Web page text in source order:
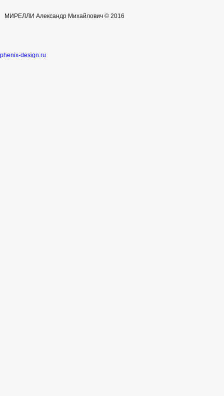
МИРЕЛЛИ Александр Михайлович © 2016
phenix-design.ru